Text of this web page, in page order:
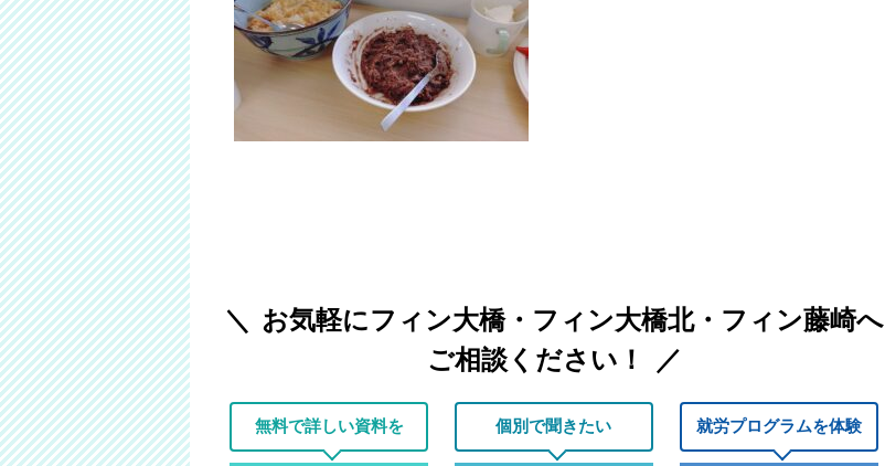
お気軽にフィン大橋・フィン大橋北・フィン藤崎へ
ご相談ください！
無料で詳しい資料を 個別で聞きたい 就労プログラムを体験